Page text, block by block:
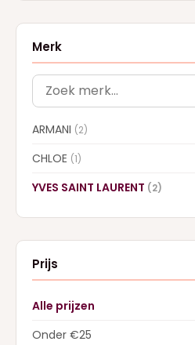
Merk
ARMANI (2)
CHLOE (1)
YVES SAINT LAURENT (2)
Prijs
Alle prijzen
Onder €25